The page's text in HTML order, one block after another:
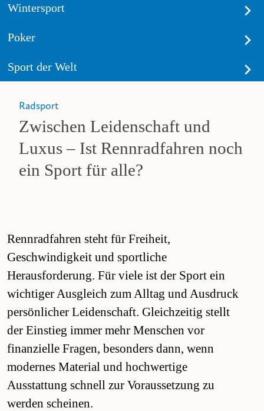
Wintersport
Poker
Sport der Welt
Radsport
Zwischen Leidenschaft und
Luxus – Ist Rennradfahren noch
ein Sport für alle?
Rennradfahren steht für Freiheit,
Geschwindigkeit und sportliche
Herausforderung. Für viele ist der Sport ein
wichtiger Ausgleich zum Alltag und Ausdruck
persönlicher Leidenschaft. Gleichzeitig stellt
der Einstieg immer mehr Menschen vor
finanzielle Fragen, besonders dann, wenn
modernes Material und hochwertige
Ausstattung schnell zur Voraussetzung zu
werden scheinen.